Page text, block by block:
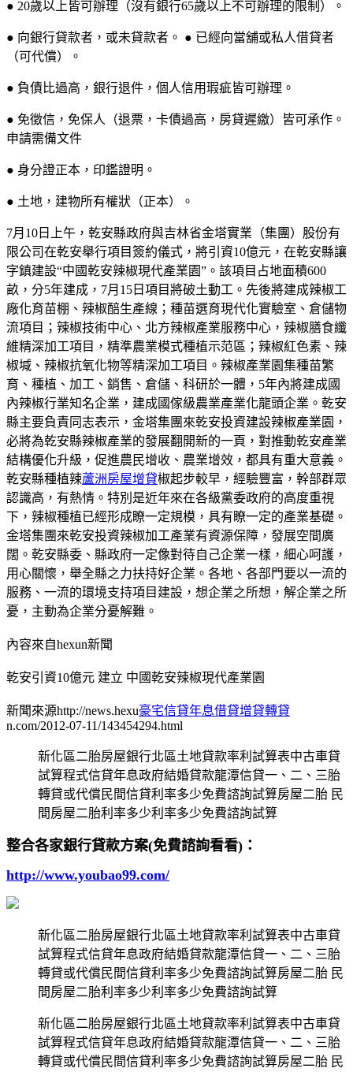
● 20歲以上皆可辦理（沒有銀行65歲以上不可辦理的限制）。
● 向銀行貸款者，或未貸款者。 ● 已經向當舖或私人借貸者
（可代償）。
● 負債比過高，銀行退件，個人信用瑕疵皆可辦理。
● 免徵信，免保人（退票，卡債過高，房貸遲繳）皆可承作。
申請需備文件
● 身分證正本，印鑑證明。
● 土地，建物所有權狀（正本）。
7月10日上午，乾安縣政府與吉林省金塔實業（集團）股份有
限公司在乾安舉行項目簽約儀式，將引資10億元，在乾安縣讓
字鎮建設“中國乾安辣椒現代產業園”。該項目占地面積600
畝，分5年建成，7月15日項目將破土動工。先後將建成辣椒工
廠化育苗棚、辣椒醅生產線；種苗選育現代化實驗室、倉儲物
流項目；辣椒技術中心、北方辣椒產業服務中心，辣椒膳食纖
維精深加工項目，精準農業模式種植示范區；辣椒紅色素、辣
椒堿、辣椒抗氧化物等精深加工項目。辣椒產業園集種苗繁
育、種植、加工、銷售、倉儲、科研於一體，5年內將建成國
內辣椒行業知名企業，建成國傢級農業產業化龍頭企業。乾安
縣主要負責同志表示，金塔集團來乾安投資建設辣椒產業園，
必將為乾安縣辣椒產業的發展翻開新的一頁，對推動乾安產業
結構優化升級，促進農民增收、農業增效，都具有重大意義。
乾安縣種植辣蘆洲房屋增貸椒起步較早，經驗豐富，幹部群眾
認識高，有熱情。特別是近年來在各級黨委政府的高度重視
下，辣椒種植已經形成瞭一定規模，具有瞭一定的產業基礎。
金塔集團來乾安投資辣椒加工產業有資源保障，發展空間廣
闊。乾安縣委、縣政府一定像對待自己企業一樣，細心呵護，
用心關懷，舉全縣之力扶持好企業。各地、各部門要以一流的
服務、一流的環境支持項目建設，想企業之所想，解企業之所
憂，主動為企業分憂解難。
內容來自hexun新聞
乾安引資10億元 建立 中國乾安辣椒現代產業園
新聞來源http://news.hexu豪宅信貸年息借貸增貸轉貸
n.com/2012-07-11/143454294.html
新化區二胎房屋銀行北區土地貸款率利試算表中古車貸
試算程式信貸年息政府結婚貸款龍潭信貸一、二、三胎
轉貸或代償民間信貸利率多少免費諮詢試算房屋二胎 民
間房屋二胎利率多少利率多少免費諮詢試算
整合各家銀行貸款方案(免費諮詢看看)：
http://www.youbao99.com/
新化區二胎房屋銀行北區土地貸款率利試算表中古車貸
試算程式信貸年息政府結婚貸款龍潭信貸一、二、三胎
轉貸或代償民間信貸利率多少免費諮詢試算房屋二胎 民
間房屋二胎利率多少利率多少免費諮詢試算
新化區二胎房屋銀行北區土地貸款率利試算表中古車貸
試算程式信貸年息政府結婚貸款龍潭信貸一、二、三胎
轉貸或代償民間信貸利率多少免費諮詢試算房屋二胎 民